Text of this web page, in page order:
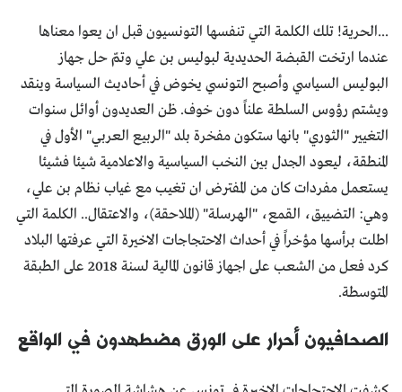
...الحرية! تلك الكلمة التي تنفسها التونسيون قبل ان يعوا معناها
عندما ارتخت القبضة الحديدية لبوليس بن علي وتمّ حل جهاز
البوليس السياسي وأصبح التونسي يخوض في أحاديث السياسة وينقد
ويشتم رؤوس السلطة علناً دون خوف. ظن العديدون أوائل سنوات
التغيير "الثوري" بانها ستكون مفخرة بلد "الربيع العربي" الأول في
المنطقة، ليعود الجدل بين النخب السياسية والاعلامية شيئا فشيئا
يستعمل مفردات كان من المفترض ان تغيب مع غياب نظام بن علي،
وهي: التضييق، القمع، "الهرسلة" (الملاحقة)، والاعتقال.. الكلمة التي
اطلت برأسها مؤخراً في أحداث الاحتجاجات الاخيرة التي عرفتها البلاد
كرد فعل من الشعب على اجهاز قانون المالية لسنة 2018 على الطبقة
المتوسطة.
الصحافيون أحرار على الورق مضطهدون في الواقع